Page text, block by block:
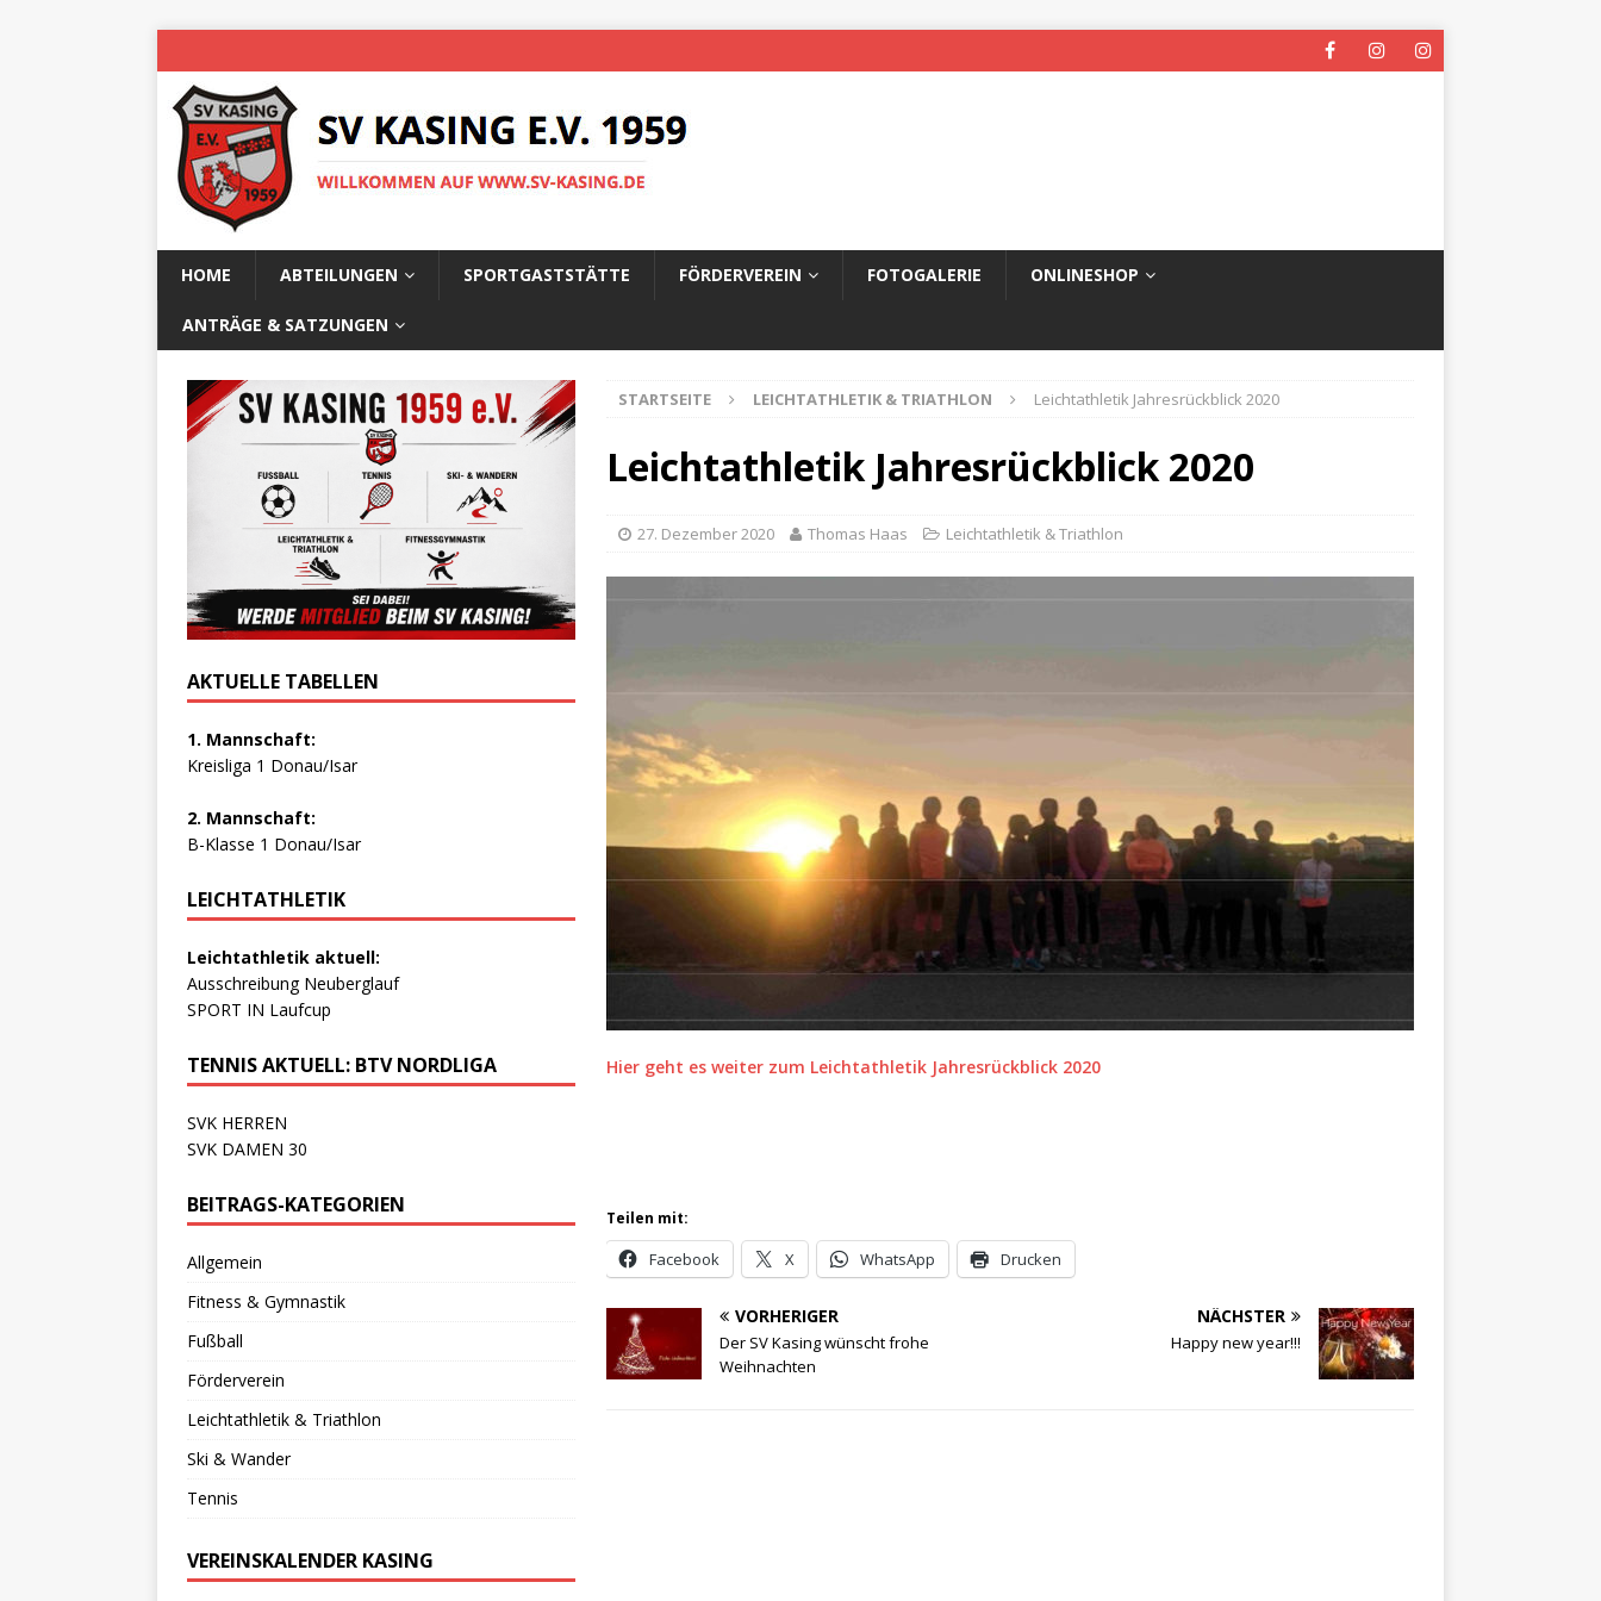
HOME ABTEILUNGEN SPORTGASTSTÄTTE FÖRDERVEREIN FOTOGALERIE ONLINESHOP
ANTRÄGE & SATZUNGEN
STARTSEITE LEICHTATHLETIK & TRIATHLON Leichtathletik Jahresrückblick 2020
Leichtathletik Jahresrückblick 2020
27. Dezember 2020 Thomas Haas Leichtathletik & Triathlon
Hier geht es weiter zum Leichtathletik Jahresrückblick 2020
Teilen mit:
Facebook X WhatsApp Drucken
VORHERIGER
Der SV Kasing wünscht frohe
Weihnachten
NÄCHSTER
Happy new year!!!
AKTUELLE TABELLEN
1. Mannschaft:
Kreisliga 1 Donau/Isar
2. Mannschaft:
B-Klasse 1 Donau/Isar
LEICHTATHLETIK
Leichtathletik aktuell:
Ausschreibung Neuberglauf
SPORT IN Laufcup
TENNIS AKTUELL: BTV NORDLIGA
SVK HERREN
SVK DAMEN 30
BEITRAGS-KATEGORIEN
Allgemein
Fitness & Gymnastik
Fußball
Förderverein
Leichtathletik & Triathlon
Ski & Wander
Tennis
VEREINSKALENDER KASING